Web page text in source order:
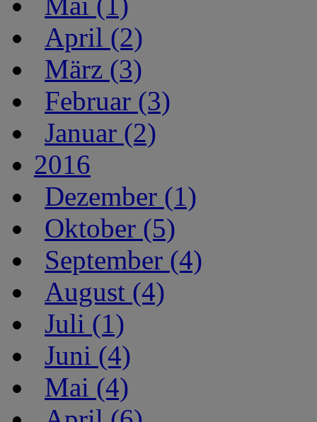
April (2)
März (3)
Februar (3)
Januar (2)
2016
Dezember (1)
Oktober (5)
September (4)
August (4)
Juli (1)
Juni (4)
Mai (4)